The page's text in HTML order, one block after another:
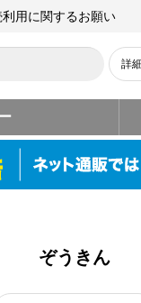
用に関するお願い
詳
ぞうきん